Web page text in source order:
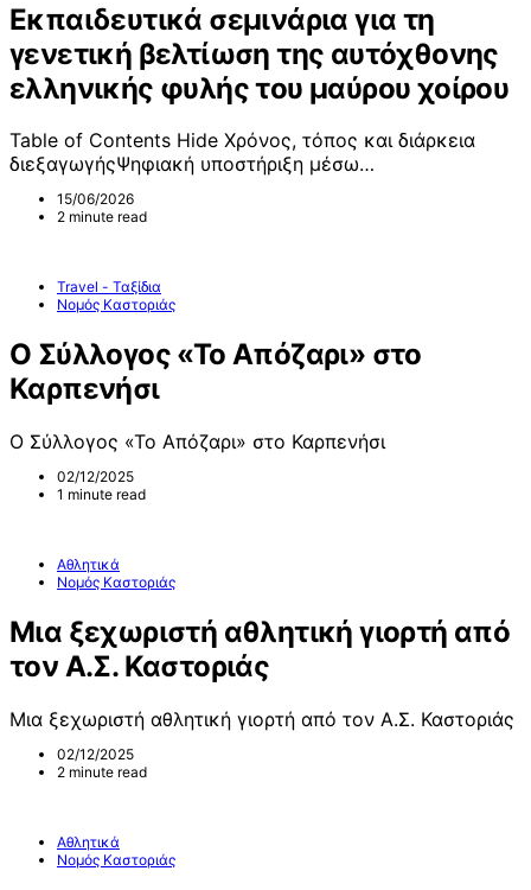
Εκπαιδευτικά σεμινάρια για τη
γενετική βελτίωση της αυτόχθονης
ελληνικής φυλής του μαύρου χοίρου
Table of Contents Hide Χρόνος, τόπος και διάρκεια
διεξαγωγήςΨηφιακή υποστήριξη μέσω…
15/06/2026
2 minute read
Travel - Ταξίδια
Νομός Καστοριάς
Ο Σύλλογος «Το Απόζαρι» στο
Καρπενήσι
Ο Σύλλογος «Το Απόζαρι» στο Καρπενήσι
02/12/2025
1 minute read
Αθλητικά
Νομός Καστοριάς
Μια ξεχωριστή αθλητική γιορτή από
τον Α.Σ. Καστοριάς
Μια ξεχωριστή αθλητική γιορτή από τον Α.Σ. Καστοριάς
02/12/2025
2 minute read
Αθλητικά
Νομός Καστοριάς